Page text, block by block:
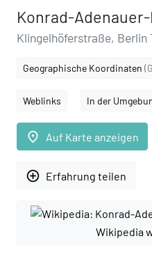
Konrad-
Klingelhöferstraße, Berlin
Geographische Koordinaten
Weblinks In der
place Auf Karte anzeigen
add_circle_outline Erfahrung teilen
Wikipedia